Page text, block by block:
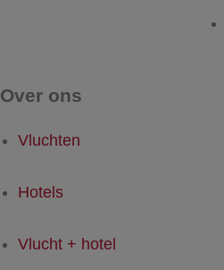
Over ons
Vluchten
Hotels
Vlucht + hotel